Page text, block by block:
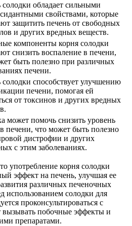
солодки обладает сильными
свойствами, которые
защитить печень от свободных
и других вредных веществ.
компоненты корня солодки
снизить воспаление в печени,
быть полезно при различных
печени.
солодки способствует улучшению
печени, помогая ей
от токсинов и других вредных
может помочь снизить уровень
печени, что может быть полезно
дистрофии и других
с этим заболеваниях.
употребление корня солодки
эффект на печень, улучшая ее
различных печеночных
использованием солодки для
проконсультироваться с
вызывать побочные эффекты и
препаратами.